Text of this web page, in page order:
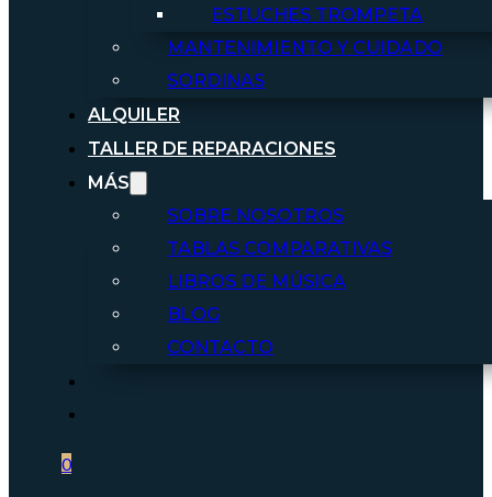
ESTUCHES TROMPETA
MANTENIMIENTO Y CUIDADO
SORDINAS
ALQUILER
TALLER DE REPARACIONES
MÁS
SOBRE NOSOTROS
TABLAS COMPARATIVAS
LIBROS DE MÚSICA
BLOG
CONTACTO
0